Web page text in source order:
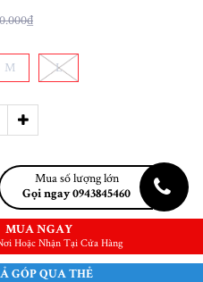
M L
Mua số lượng lớn
Gọi ngay 0943845460
MUA NGAY
Hoặc Nhận Tại Cửa Hàng
GÓP QUA THẺ